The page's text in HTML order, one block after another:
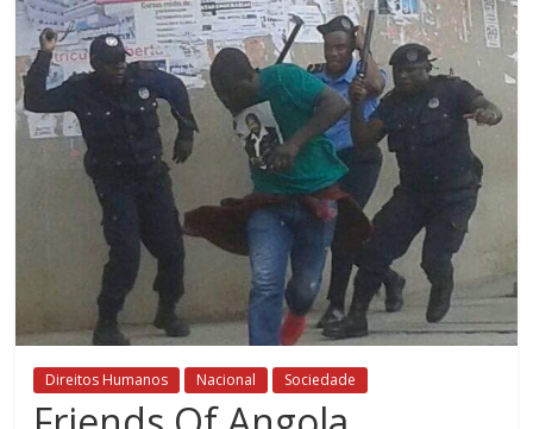
Direitos Humanos Nacional Sociedade